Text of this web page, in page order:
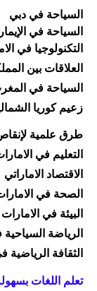
السياحة في دبي
السياحة في
التكنولوجيا في
العلاقات بين
السياحة في
زعيم كوريا
طرق علمية
التعليم في
الاقتصاد الاماراتي
الصحة في
البيئة في الامارات
الرياضة
الثقافة الرياضية
تعلم اللغات